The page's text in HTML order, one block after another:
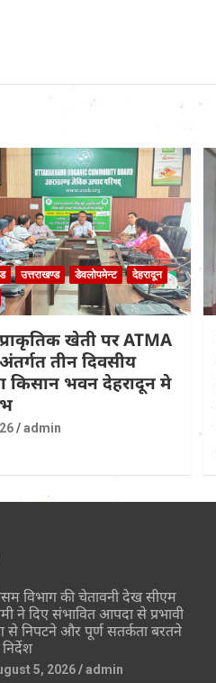
उत्तराखण्ड डेवलोपमेन्ट
देहरादून
खेती पर ATMA
तीन दिवसीय
किसान भवन देहरादून मे
admin
विभाग की चेतावनी देख सीएम
ने दिए संभावित आपदा से प्रभावी
से निपटने और पूर्ण सतर्कता बरतने
5, 2026 admin